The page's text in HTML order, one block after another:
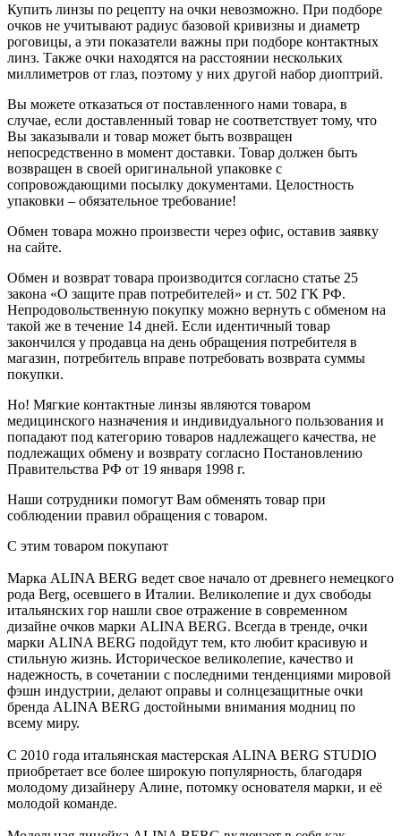
Купить линзы по рецепту на очки невозможно. При подборе
очков не учитывают радиус базовой кривизны и диаметр
роговицы, а эти показатели важны при подборе контактных
линз. Также очки находятся на расстоянии нескольких
миллиметров от глаз, поэтому у них другой набор диоптрий.
Вы можете отказаться от поставленного нами товара, в
случае, если доставленный товар не соответствует тому, что
Вы заказывали и товар может быть возвращен
непосредственно в момент доставки. Товар должен быть
возвращен в своей оригинальной упаковке с
сопровождающими посылку документами. Целостность
упаковки – обязательное требование!
Обмен товара можно произвести через офис, оставив заявку
на сайте.
Обмен и возврат товара производится согласно статье 25
закона «О защите прав потребителей» и ст. 502 ГК РФ.
Непродовольственную покупку можно вернуть с обменом на
такой же в течение 14 дней. Если идентичный товар
закончился у продавца на день обращения потребителя в
магазин, потребитель вправе потребовать возврата суммы
покупки.
Но! Мягкие контактные линзы являются товаром
медицинского назначения и индивидуального пользования и
попадают под категорию товаров надлежащего качества, не
подлежащих обмену и возврату согласно Постановлению
Правительства РФ от 19 января 1998 г.
Наши сотрудники помогут Вам обменять товар при
соблюдении правил обращения с товаром.
С этим товаром покупают
Марка ALINA BERG ведет свое начало от древнего немецкого
рода Berg, осевшего в Италии. Великолепие и дух свободы
итальянских гор нашли свое отражение в современном
дизайне очков марки ALINA BERG. Всегда в тренде, очки
марки ALINA BERG подойдут тем, кто любит красивую и
стильную жизнь. Историческое великолепие, качество и
надежность, в сочетании с последними тенденциями мировой
фэшн индустрии, делают оправы и солнцезащитные очки
бренда ALINA BERG достойными внимания модниц по
всему миру.
С 2010 года итальянская мастерская ALINA BERG STUDIO
приобретает все более широкую популярность, благодаря
молодому дизайнеру Алине, потомку основателя марки, и её
молодой команде.